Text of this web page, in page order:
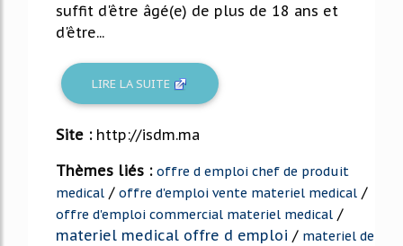
suffit d'être âgé(e) de plus de 18 ans et
d'être...
LIRE LA SUITE
Site : http://isdm.ma
Thèmes liés : offre d emploi chef de produit
medical / offre d'emploi vente materiel medical /
offre d'emploi commercial materiel medical /
materiel medical offre d emploi / materiel de